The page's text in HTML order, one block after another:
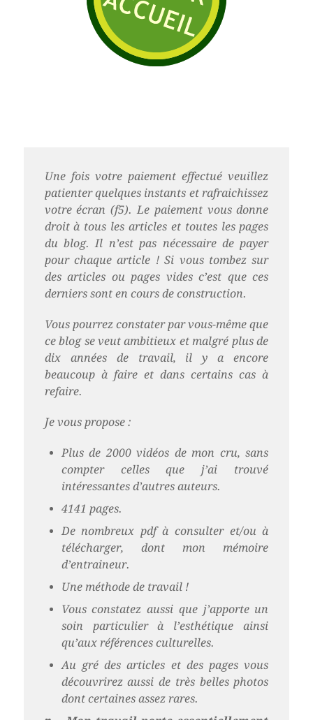
Une fois votre paiement effectué veuillez
patienter quelques instants et rafraichissez
votre écran (f5). Le paiement vous donne
droit à tous les articles et toutes les pages
du blog. Il n’est pas nécessaire de payer
pour chaque article ! Si vous tombez sur
des articles ou pages vides c’est que ces
derniers sont en cours de construction.
Vous pourrez constater par vous-même que
ce blog se veut ambitieux et malgré plus de
dix années de travail, il y a encore
beaucoup à faire et dans certains cas à
refaire.
Je vous propose :
Plus de 2000 vidéos de mon cru, sans
compter celles que j’ai trouvé
intéressantes d’autres auteurs.
4141 pages.
De nombreux pdf à consulter et/ou à
télécharger, dont mon mémoire
d’entraineur.
Une méthode de travail !
Vous constatez aussi que j’apporte un
soin particulier à l’esthétique ainsi
qu’aux références culturelles.
Au gré des articles et des pages vous
découvrirez aussi de très belles photos
dont certaines assez rares.